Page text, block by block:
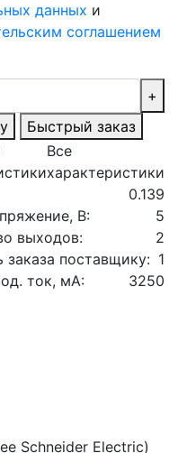
данных и
соглашением
Все
характеристики
0.139
В:
5
выходов:
2
заказа поставщику: 1
ток, мА:
3250
+
Быстрый заказ
Schneider Electric)